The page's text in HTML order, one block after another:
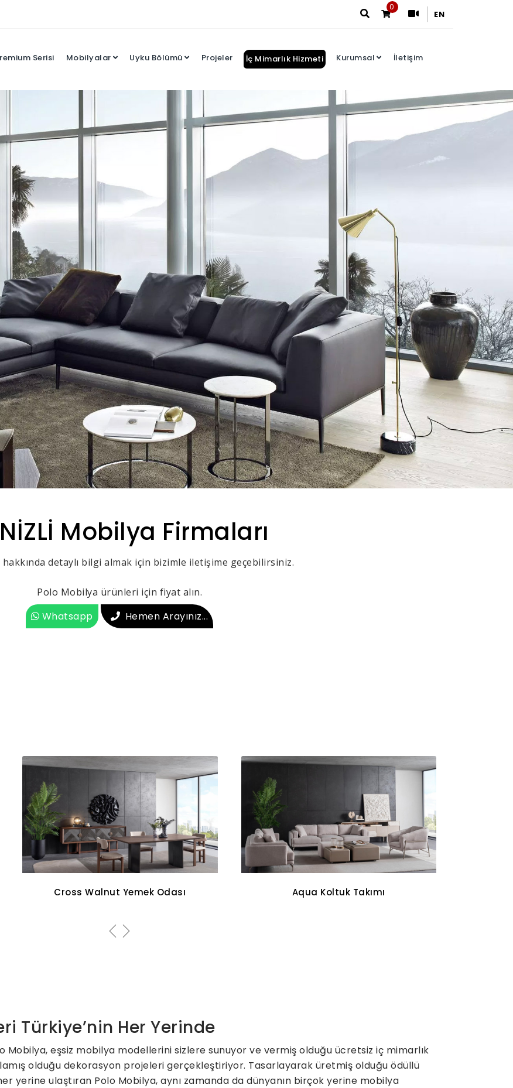
0
EN
Serisi Mobilyalar Uyku Bölümü Projeler İç Mimarlık Hizmeti Kurumsal İletişim
Mobilya Firmaları
detaylı bilgi almak için bizimle iletişime geçebilirsiniz.
Polo Mobilya ürünleri için fiyat alın.
Whatsapp Hemen Arayınız...
Aqua Koltuk Takımı Oddo Tv Ünitesi
Türkiye’nin Her Yerinde
Mobilya, eşsiz mobilya modellerini sizlere sunuyor ve vermiş olduğu ücretsiz iç mimarlık
olduğu dekorasyon projeleri gerçekleştiriyor. Tasarlayarak üretmiş olduğu ödüllü
yerine ulaştıran Polo Mobilya, aynı zamanda da dünyanın birçok yerine mobilya
Arama Sonuçları